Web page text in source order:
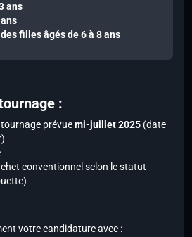
ans
filles âgés de 6 à 8 ans
:
tournage prévuemi-juillet 2025 (date
conventionnel selon le statut
votre candidature avec :